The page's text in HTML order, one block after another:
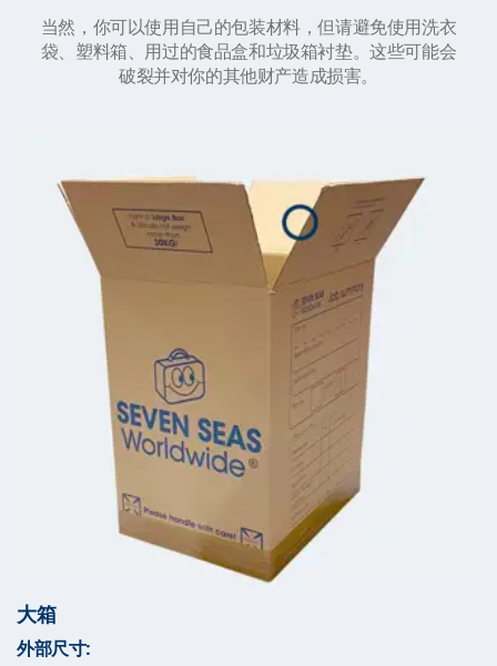
当然，你可以使用自己的包装材料，但请避免使用洗衣
袋、塑料箱、用过的食品盒和垃圾箱衬垫。这些可能会
破裂并对你的其他财产造成损害。
大箱
外部尺寸: